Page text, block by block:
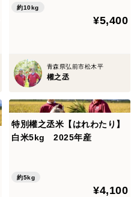
約10kg
¥5,400
青森県弘前市松木平
權之丞
特別權之丞米【はれわたり】
白米5kg 2025年産
約5kg
¥4,100